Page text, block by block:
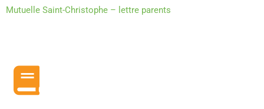
Mutuelle Saint-Christophe – lettre parents